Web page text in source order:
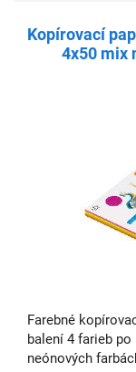
Kopírovací
4x50 mix
Farebné
balení 4 farieb po
neónových